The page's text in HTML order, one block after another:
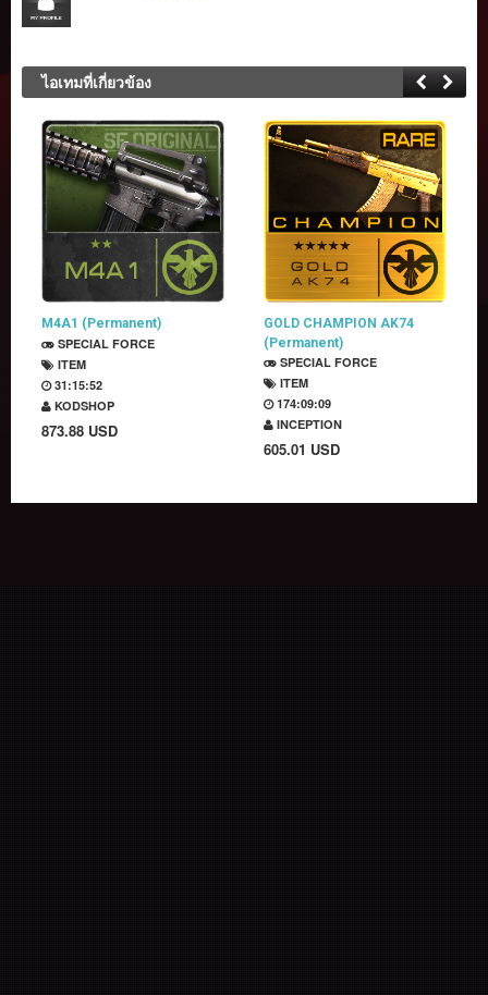
ไอเทมที่เกี่ยวข้อง
M4A1 (Permanent)
SPECIAL FORCE
ITEM
31:15:52
KODSHOP
873.88 USD
GOLD CHAMPION AK74
(Permanent)
SPECIAL FORCE
ITEM
174:09:09
INCEPTION
605.01 USD